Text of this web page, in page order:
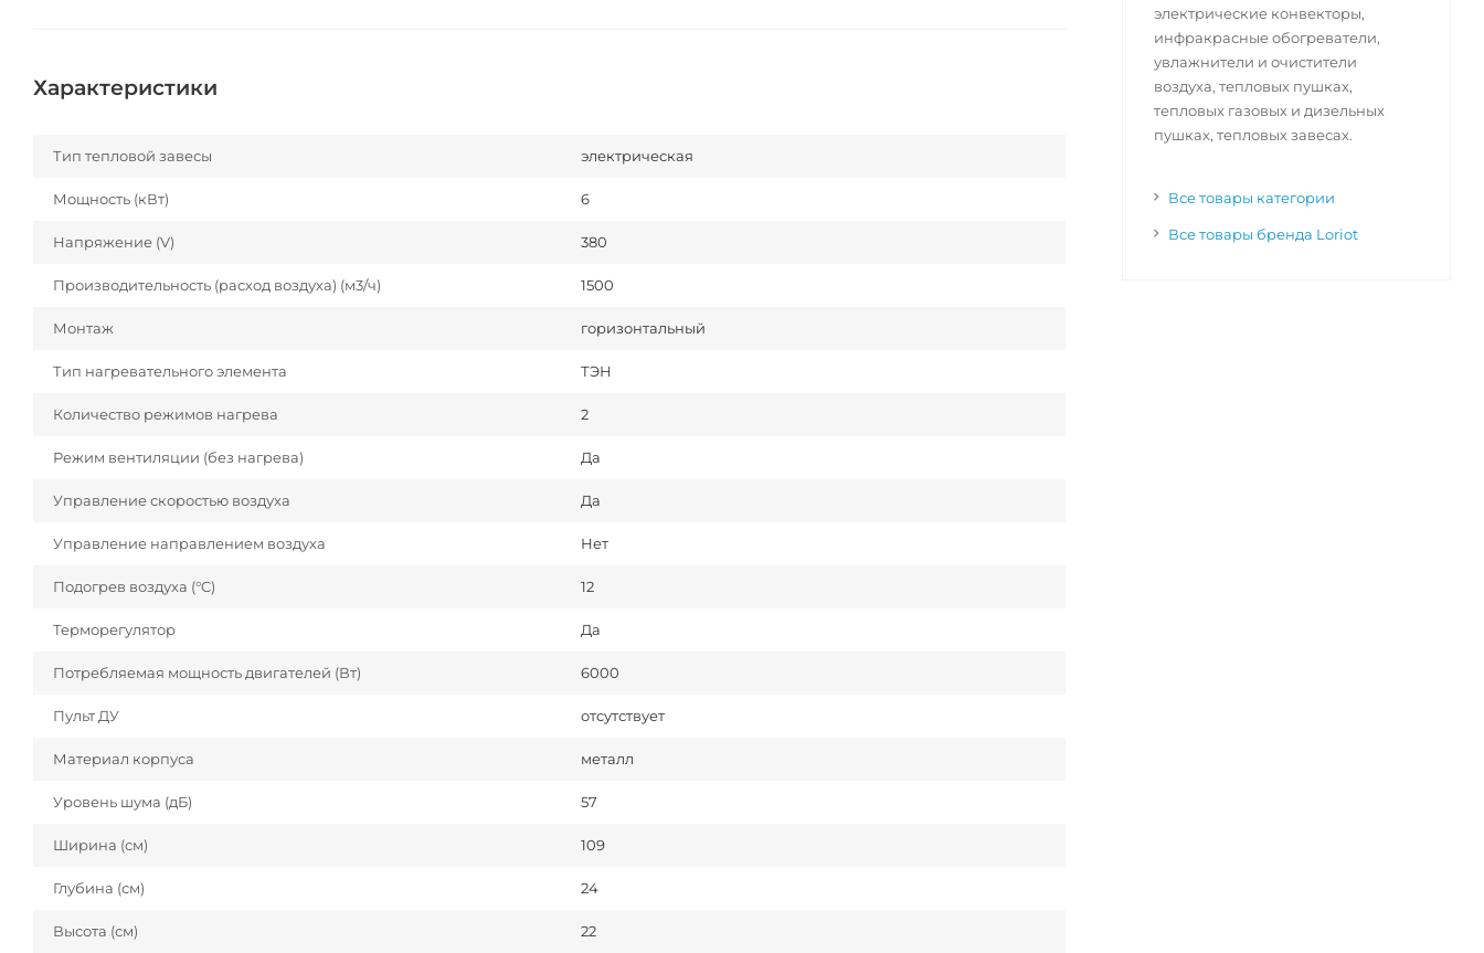
Характеристики
Тип тепловой завесы электрическая
Мощность (кВт) 6
Напряжение (V) 380
Производительность (расход воздуха) (м3/ч) 1500
Монтаж горизонтальный
Тип нагревательного элемента ТЭН
Количество режимов нагрева 2
Режим вентиляции (без нагрева) Да
Управление скоростью воздуха Да
Управление направлением воздуха Нет
Подогрев воздуха (°C) 12
Терморегулятор Да
Потребляемая мощность двигателей (Вт) 6000
Пульт ДУ отсутствует
Материал корпуса металл
Уровень шума (дБ) 57
Ширина (см) 109
Глубина (см) 24
Высота (см) 22
электрические конвекторы,
инфракрасные обогреватели,
увлажнители и очистители
воздуха, тепловых пушках,
тепловых газовых и дизельных
пушках, тепловых завесах.
Все товары категории
Все товары бренда Loriot